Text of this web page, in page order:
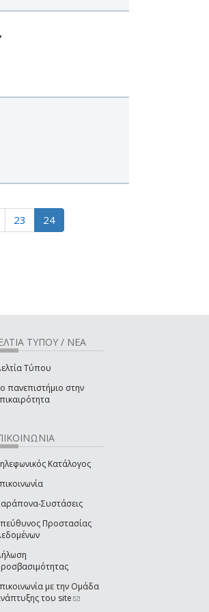
23 24
ΤΥΠΟΥ / ΝΕΑ
Τύπου
πανεπιστήμιο στην
Κατάλογος
Συστάσεις
Προστασίας
με την Ομάδα
του site(link sends e-mail)